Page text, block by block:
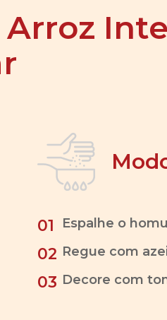
01 Espalhe o
02 Regue com
03 Decore com